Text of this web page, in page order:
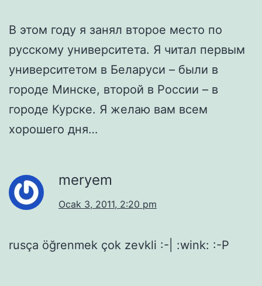
В этом году я занял второе место по
русскому университета. Я читал первым
университетом в Беларуси – были в
городе Минске, второй в России – в
городе Курске. Я желаю вам всем
хорошего дня…
meryem
Ocak 3, 2011, 2:20 pm
rusça öğrenmek çok zevkli :-| :wink: :-P